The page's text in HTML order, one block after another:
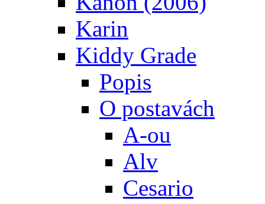
Karin
Kiddy Grade
Popis
O postavách
A-ou
Alv
Cesario